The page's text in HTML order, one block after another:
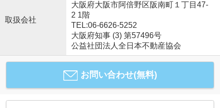
取扱会社
大阪府大阪市阿倍野区阪南町１丁目47-
2 1階
TEL:06-6626-5252
大阪府知事 (3) 第57496号
公益社団法人全日本不動産協会
お問い合わせ(無料)